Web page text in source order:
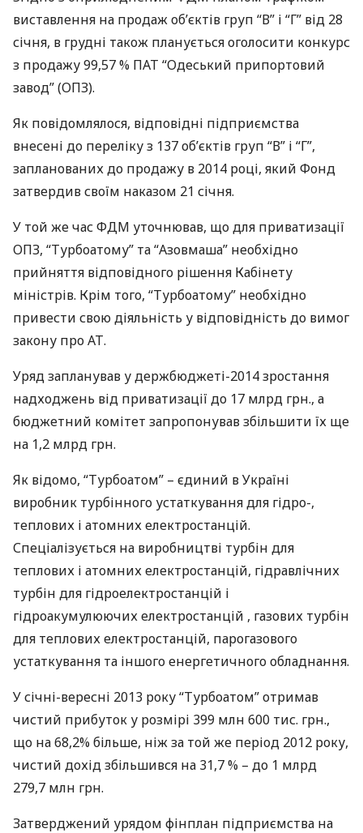
виставлення на продаж об’єктів груп “В” і “Г” від 28
січня, в грудні також планується оголосити конкурс
з продажу 99,57 % ПАТ “Одеський припортовий
завод” (ОПЗ).
Як повідомлялося, відповідні підприємства
внесені до переліку з 137 об’єктів груп “В” і “Г”,
запланованих до продажу в 2014 році, який Фонд
затвердив своїм наказом 21 січня.
У той же часФДМ уточнював, що для приватизації
ОПЗ, “Турбоатому” та “Азовмаша” необхідно
прийняття відповідного рішення Кабінету
міністрів. Крім того, “Турбоатому” необхідно
привести свою діяльність у відповідність до вимог
закону про АТ.
Уряд запланував у держбюджеті-2014 зростання
надходжень від приватизації до 17 млрд грн., а
бюджетний комітет запропонував збільшити їх ще
на 1,2 млрд грн.
Як відомо, “Турбоатом” – єдиний в Україні
виробник турбінного устаткування для гідро-,
теплових і атомних електростанцій.
Спеціалізується на виробництві турбін для
теплових і атомних електростанцій, гідравлічних
турбін для гідроелектростанцій і
гідроакумулюючих електростанцій , газових турбін
для теплових електростанцій, парогазового
устаткування та іншого енергетичного обладнання.
У січні-вересні 2013 року “Турбоатом” отримав
чистий прибуток у розмірі 399 млн 600 тис. грн.,
що на 68,2% більше, ніж за той же період 2012 року,
чистий дохід збільшився на 31,7 % – до 1 млрд
279,7 млн грн.
Затверджений урядом фінплан підприємства на